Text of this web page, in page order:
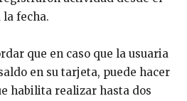
la fecha.
que en caso que la usuaria
en su tarjeta, puede hacer
habilita realizar hasta dos